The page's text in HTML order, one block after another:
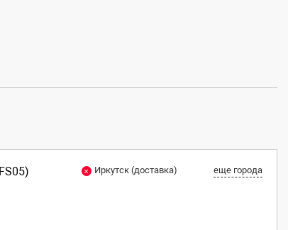
Иркутск (доставка) еще города